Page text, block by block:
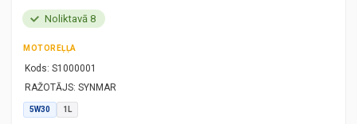
Noliktavā 8
MOTOREĻĻA
Kods: S1000001
RAŽOTĀJS: SYNMAR
5W30 1L